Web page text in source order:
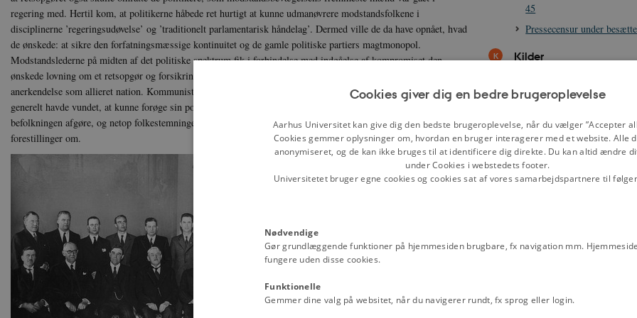
regering med. Hertil kom, at politikerne håbede ret hurtigt at kunne udmanøvrere modstandsfolkene i
disciplinerne ’regeringsudøvelse’ og ’traditionelt parlamentarisk håndelag’. Dermed ville de da have opnået, hvad
de ønskede: at sikre den forfatningsmæssige kontinuitet og de gamle politiske partiers magtmonopol.
Modstandslederne på midten af det politiske spektrum fik i forbindelse med indgåelse af kompromiset den
ønskede lovning om et retsopgør og forsikring om, at Danmark ville frasige sig neutraliteten og søge
anerkendelse som allieret nation. Kommunisterne håbede med regeringsdeltagelsen og med den status, partiet
generelt havde vundet, at kunne forøge sin politiske indflydelse betragteligt. Hvor meget måtte stemningerne i
befolkningen afgøre, og netop folkestemningen havde partiets ledere i foråret 1945 meget urealistisk positive
forestillinger om.
45
Pressecensur under
Kilder
1945 til 1946
Rigsdagen 6. september
Oversigt over dømte ved
Kronik i Information,
historien", 2003
Frode Jakobsens beretning
9. april 1940
Cookies giver dig en bedre brugeroplevelse
Aarhus Universitet kan give dig den bedste brugeroplevelse, når du vælger ”Accepter
Cookies gemmer oplysninger om, hvordan en bruger interagerer med et website. Alle
anonymiseret, og de kan ikke bruges til at identificere dig direkte. Du kan altid ændre
under Cookies i webstedets footer.
Universitetet bruger egne cookies og cookies sat af vores samarbejdspartnere til
Nødvendige
Gør grundlæggende funktioner på hjemmesiden brugbare, fx navigation mm.
fungere uden disse cookies.
Funktionelle
Gemmer dine valg på websitet, når du navigerer rundt, fx sprog eller login.